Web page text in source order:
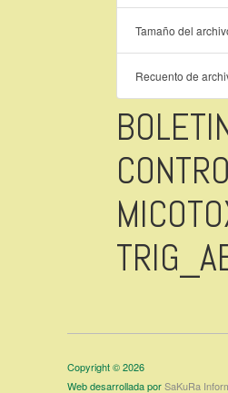
Tamaño del
Recuento de
Copyright © 2026
Web desarrollada porSaKuRa